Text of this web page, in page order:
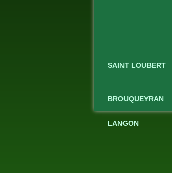
SAINT LOUBERT
BROUQUEYRAN
LANGON